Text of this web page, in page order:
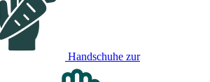
Handschuhe zur